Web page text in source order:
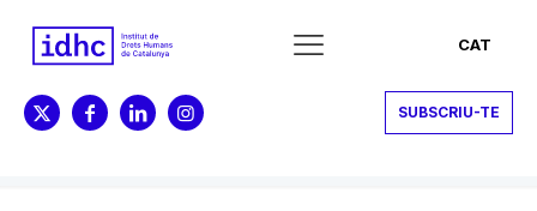
CAT
SUBSCRIU-TE